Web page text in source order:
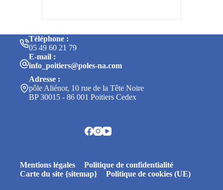
Téléphone :
05 49 60 21 79
E-mail :
info_poitiers@poles-na.com
Adresse :
pôle Aliénor, 10 rue de la Tête Noire
BP 30015 - 86 001 Poitiers Cedex
Mentions légales
Politique de confidentialité
Carte du site {sitemap}
Politique de cookies (UE)